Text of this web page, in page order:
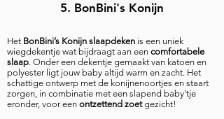
5. BonBini's Konijn
Het BonBini’s Konijn slaapdeken is een uniek
wiegdekentje wat bijdraagt aan een comfortabele
slaap. Onder een dekentje gemaakt van katoen en
polyester ligt jouw baby altijd warm en zacht. Het
schattige ontwerp met de konijnenoortjes en staart
zorgen, in combinatie met een slapend baby'tje
eronder, voor een ontzettend zoetgezicht!